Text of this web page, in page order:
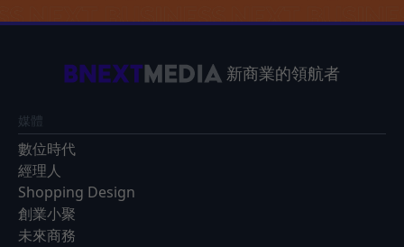
新商業的領航者
媒體
數位時代
經理人
Shopping Design
創業小聚
未來商務